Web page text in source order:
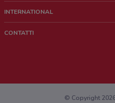
Chi siamo
Lavora con noi
Richieste commerciali e marketing
INTERNATIONAL
CONTATTI
Hai un malfunzionamento sul web o
© Copyright